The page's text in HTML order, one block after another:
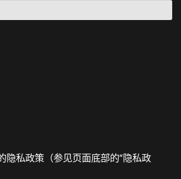
隐私政策（参见页面底部的“隐私政